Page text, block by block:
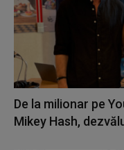
De la milionar pe
Mikey Hash,